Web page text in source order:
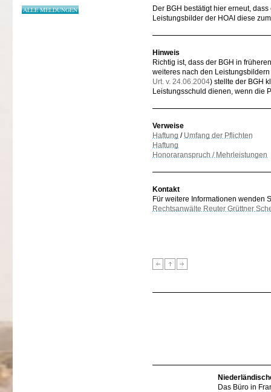
ALLE MELDUNGEN
Der BGH bestätigt hier erneut,
Leistungsbilder der HOAI diese
Hinweis
Richtig ist, dass der BGH in
weiteres nach den
Urt. v. 24.06.2004) stellte der BGH
Leistungsschuld dienen, wenn die
Verweise
Haftung / Umfang der Pflichten
Haftung
Honoraranspruch / Mehrleistungen
Kontakt
Für weitere Informationen wenden
Rechtsanwälte Reuter Grüttner
Das Büro in